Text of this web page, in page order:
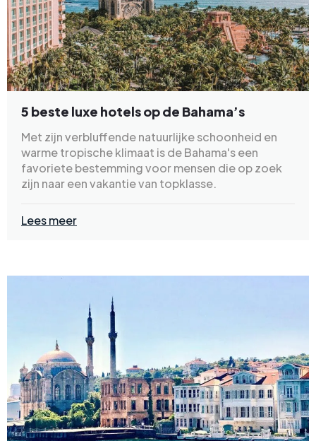
5 beste luxe hotels op de Bahama’s
Met zijn verbluffende natuurlijke schoonheid en
warme tropische klimaat is de Bahama's een
favoriete bestemming voor mensen die op zoek
zijn naar een vakantie van topklasse.
Lees meer